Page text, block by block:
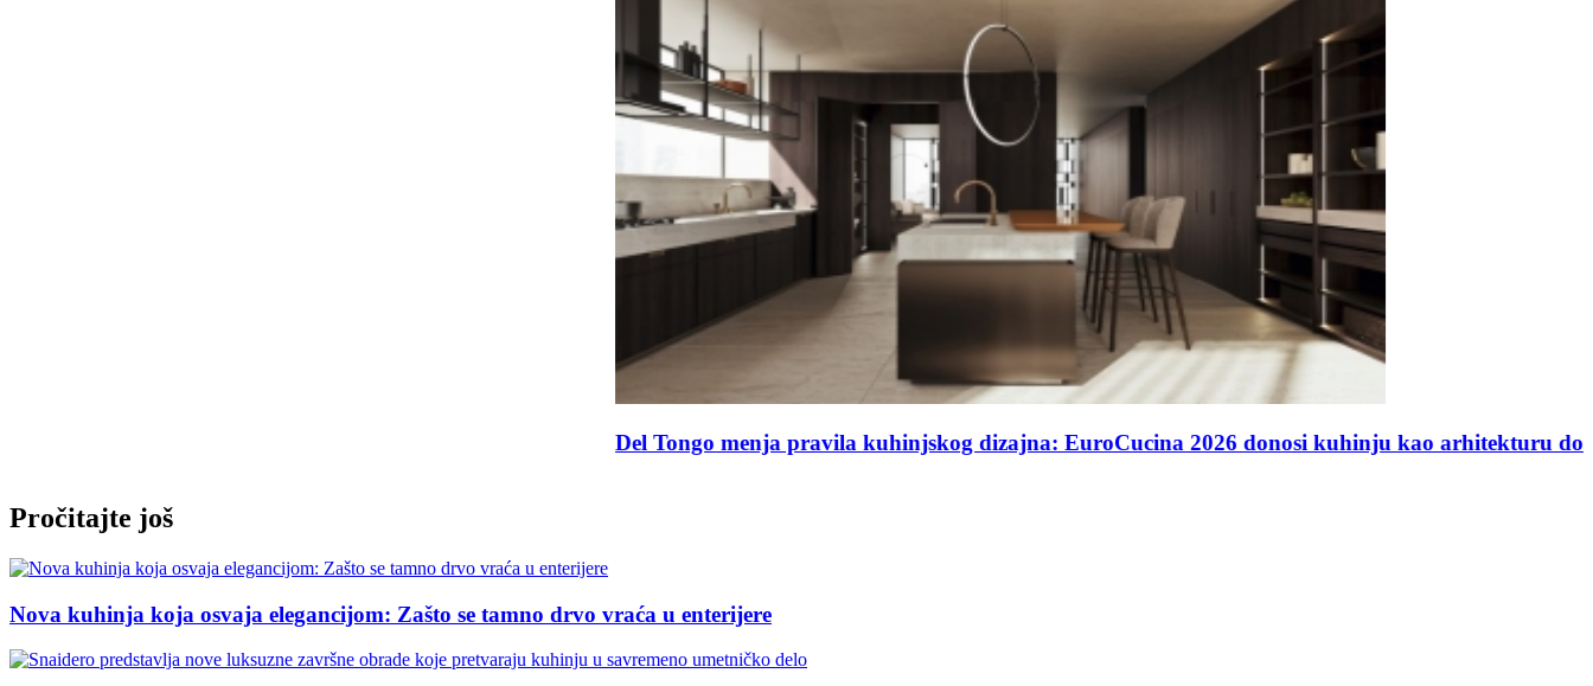
Del Tongo menja pravila kuhinjskog dizajna: EuroCucina 2026 donosi kuhinju kao arhitekturu doma
Pročitajte još
Nova kuhinja koja osvaja elegancijom: Zašto se tamno drvo vraća u enterijere